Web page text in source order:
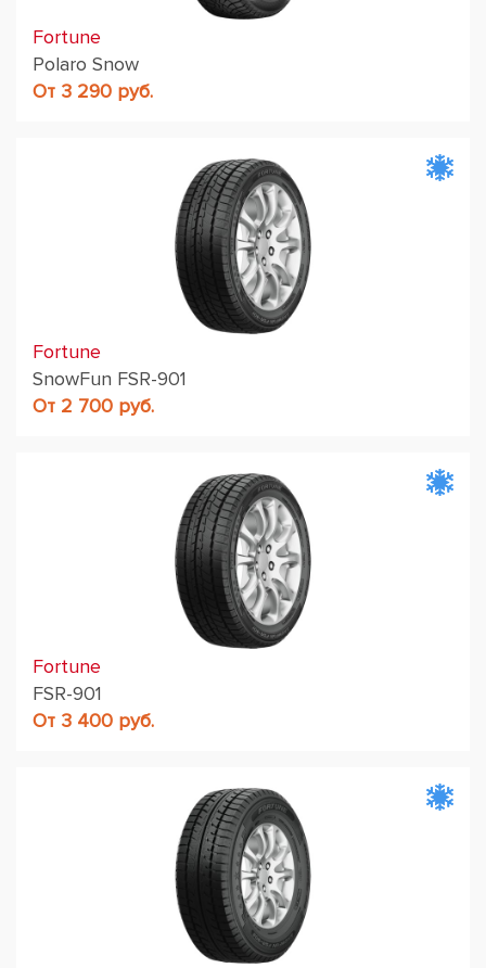
Fortune
Polaro Snow
От 3 290 руб.
Fortune
SnowFun FSR-901
От 2 700 руб.
Fortune
FSR-901
От 3 400 руб.